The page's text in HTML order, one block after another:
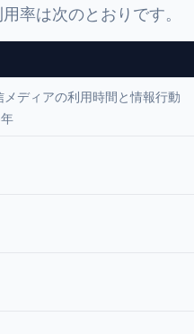
率は次のとおりです。
ディアの利用時間と情報行動